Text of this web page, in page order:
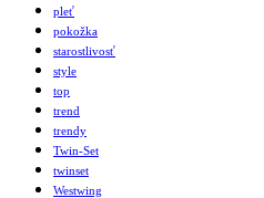
pleť
pokožka
starostlivosť
style
top
trend
trendy
Twin-Set
twinset
Westwing